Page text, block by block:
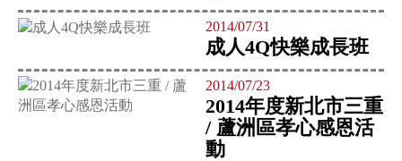
2014/07/31
成人4Q快樂成長班
2014/07/23
2014年度新北市三重
/ 蘆洲區孝心感恩活
動